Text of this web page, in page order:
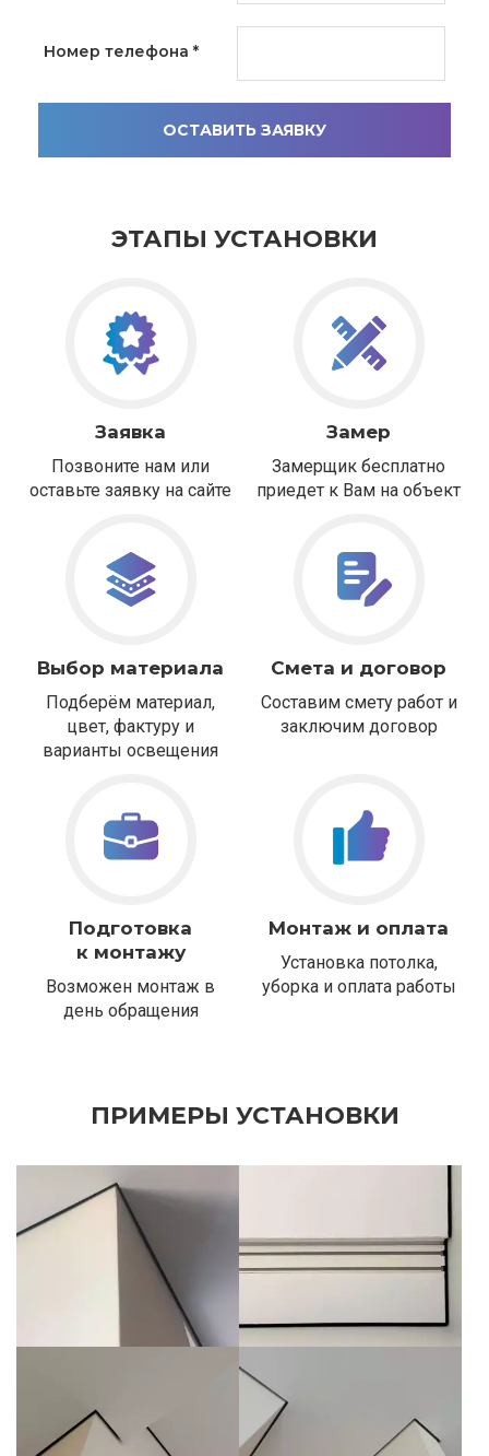
Номер телефона *
ОСТАВИТЬ ЗАЯВКУ
ЭТАПЫ УСТАНОВКИ
Заявка
Позвоните нам или
оставьте заявку на сайте
Замер
Замерщик бесплатно
приедет к Вам на объект
Выбор материала
Подберём материал,
цвет, фактуру и
варианты освещения
Смета и договор
Составим смету работ и
заключим договор
Подготовка
к монтажу
Возможен монтаж в
день обращения
Монтаж и оплата
Установка потолка,
уборка и оплата работы
ПРИМЕРЫ УСТАНОВКИ